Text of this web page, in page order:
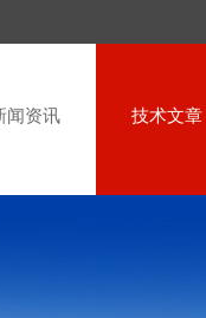
闻资讯 技术文章